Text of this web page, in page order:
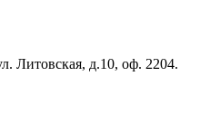
Литовская, д.10, оф. 2204.